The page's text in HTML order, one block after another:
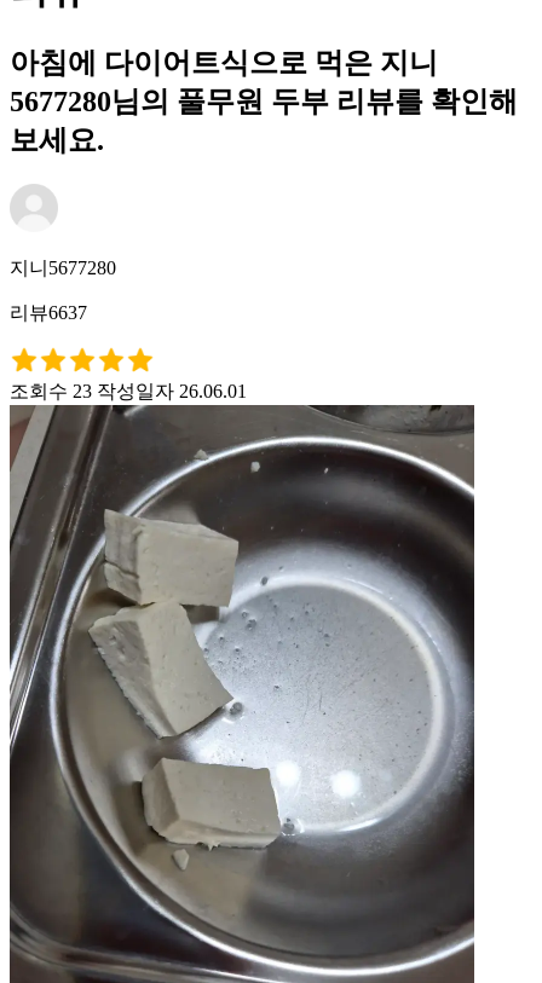
아침에 다이어트식으로 먹은 지니
5677280님의 풀무원 두부 리뷰를 확인해
보세요.
지니5677280
리뷰6637
조회수 23 작성일자 26.06.01